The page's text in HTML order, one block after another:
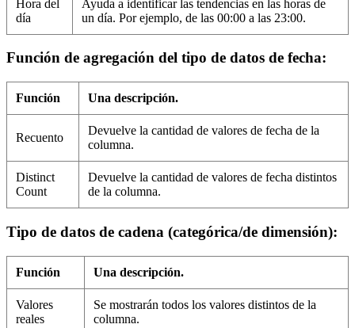
Hora del
día
Ayuda a identificar las tendencias en las horas de
un día. Por ejemplo, de las 00:00 a las 23:00.
Función de agregación del tipo de datos de fecha:
Función Una descripción.
Recuento
Devuelve la cantidad de valores de fecha de la
columna.
Distinct
Count
Devuelve la cantidad de valores de fecha distintos
de la columna.
Tipo de datos de cadena (categórica/de dimensión):
Función Una descripción.
Valores
reales
Se mostrarán todos los valores distintos de la
columna.